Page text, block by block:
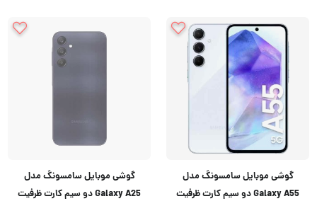
تماس بگیرید
گوشی موبایل سامسونگ مدل
Galaxy A55 دو سیم کارت ظرفیت
گوشی موبایل سامسونگ مدل
Galaxy A25 دو سیم کارت ظرفیت